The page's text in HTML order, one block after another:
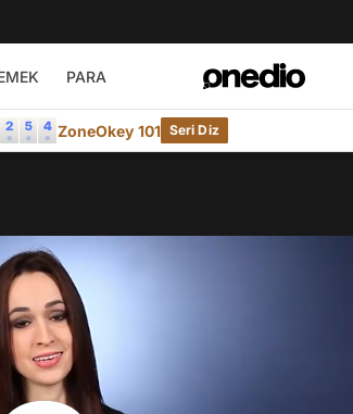
PARA
ZoneOkey 101 Seri Diz